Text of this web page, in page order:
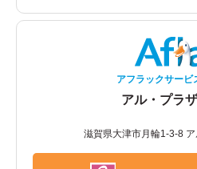
アフラックサービ
アル・プラ
滋賀県大津市月輪1-3-8